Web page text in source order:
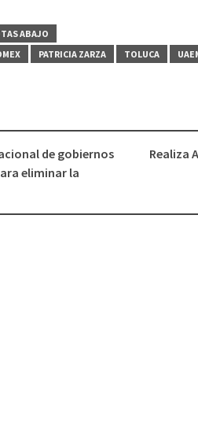
ABAJO
PATRICIA ZARZA TOLUCA
de gobiernos
eliminar la
Realiza